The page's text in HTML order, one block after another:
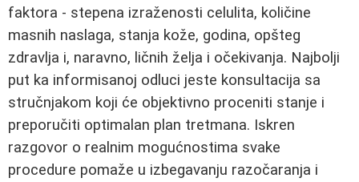
faktora - stepena izraženosti celulita, količine
masnih naslaga, stanja kože, godina, opšteg
zdravlja i, naravno, ličnih želja i očekivanja. Najbolji
put ka informisanoj odluci jeste konsultacija sa
stručnjakom koji će objektivno proceniti stanje i
preporučiti optimalan plan tretmana. Iskren
razgovor o realnim mogućnostima svake
procedure pomaže u izbegavanju razočaranja i